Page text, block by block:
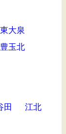
東大泉
豊玉北
田
江北